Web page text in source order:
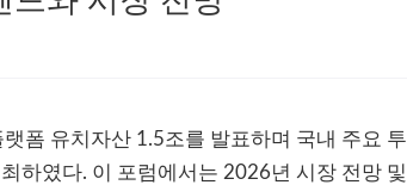
폼 유치자산 1.5조를 발표하며 국내 주요 투
하였다. 이 포럼에서는 2026년 시장 전망 및